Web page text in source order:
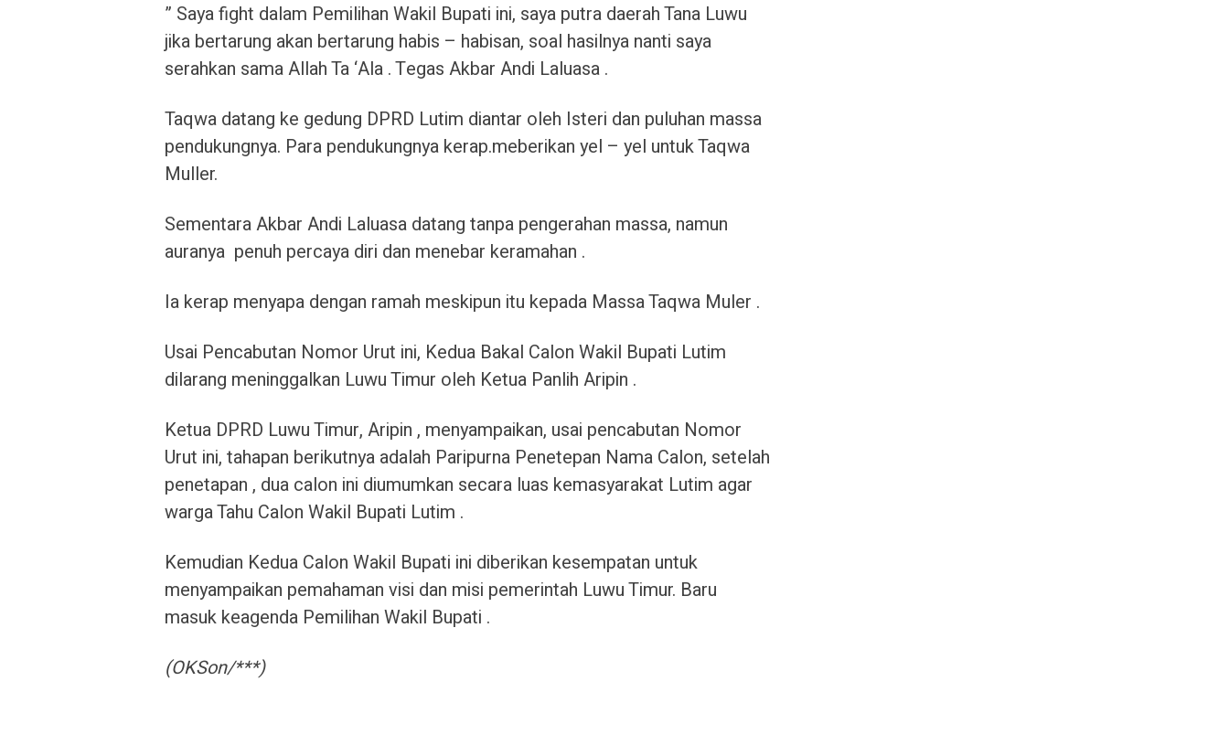
” Saya fight dalam Pemilihan Wakil Bupati ini, saya putra daerah Tana Luwu
jika bertarung akan bertarung habis – habisan, soal hasilnya nanti saya
serahkan sama Allah Ta ‘Ala . Tegas Akbar Andi Laluasa .
Taqwa datang ke gedung DPRD Lutim diantar oleh Isteri dan puluhan massa
pendukungnya. Para pendukungnya kerap.meberikan yel – yel untuk Taqwa
Muller.
Sementara Akbar Andi Laluasa datang tanpa pengerahan massa, namun
auranya penuh percaya diri dan menebar keramahan .
Ia kerap menyapa dengan ramah meskipun itu kepada Massa Taqwa Muler .
Usai Pencabutan Nomor Urut ini, Kedua Bakal Calon Wakil Bupati Lutim
dilarang meninggalkan Luwu Timur oleh Ketua Panlih Aripin .
Ketua DPRD Luwu Timur, Aripin , menyampaikan, usai pencabutan Nomor
Urut ini, tahapan berikutnya adalah Paripurna Penetepan Nama Calon, setelah
penetapan , dua calon ini diumumkan secara luas kemasyarakat Lutim agar
warga Tahu Calon Wakil Bupati Lutim .
Kemudian Kedua Calon Wakil Bupati ini diberikan kesempatan untuk
menyampaikan pemahaman visi dan misi pemerintah Luwu Timur. Baru
masuk keagenda Pemilihan Wakil Bupati .
(OKSon/***)